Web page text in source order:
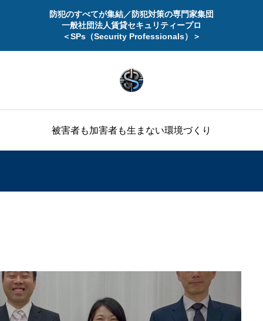
防犯のすべてが集結／防犯対策の専門家集団
一般社団法人賃貸セキュリティープロ
＜SPs（Security Professionals）＞
被害者も加害者も生まない環境づくり